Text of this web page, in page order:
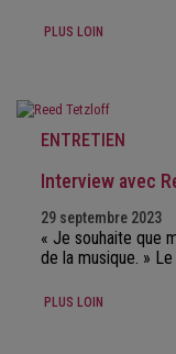
PLUS LOIN
ENTRETIEN
Interview avec
29 septembre 2023
« Je souhaite que
de la musique. » Le
PLUS LOIN